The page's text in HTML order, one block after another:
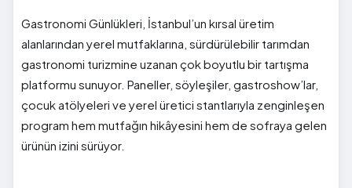
Gastronomi Günlükleri, İstanbul’un kırsal üretim
alanlarından yerel mutfaklarına, sürdürülebilir tarımdan
gastronomi turizmine uzanan çok boyutlu bir tartışma
platformu sunuyor. Paneller, söyleşiler, gastroshow’lar,
çocuk atölyeleri ve yerel üretici stantlarıyla zenginleşen
program hem mutfağın hikâyesini hem de sofraya gelen
ürünün izini sürüyor.